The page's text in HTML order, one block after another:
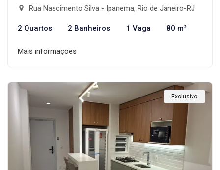
Rua Nascimento Silva - Ipanema, Rio de Janeiro-RJ
2 Quartos 2 Banheiros 1 Vaga 80 m²
Mais informações
Exclusivo